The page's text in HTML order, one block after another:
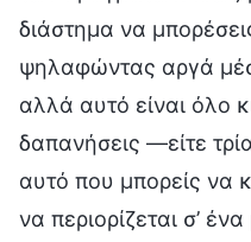
διάστημα να
ψηλαφώντας αργά
αλλά αυτό είναι όλο
δαπανήσεις —είτε
αυτό που μπορείς να
να περιορίζεται σ’